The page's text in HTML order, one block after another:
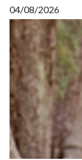
04/08/2026